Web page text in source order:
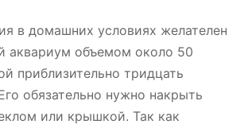
в домашних условиях желателен
аквариум объемом около 50
приблизительно тридцать
обязательно нужно накрыть
или крышкой. Так как